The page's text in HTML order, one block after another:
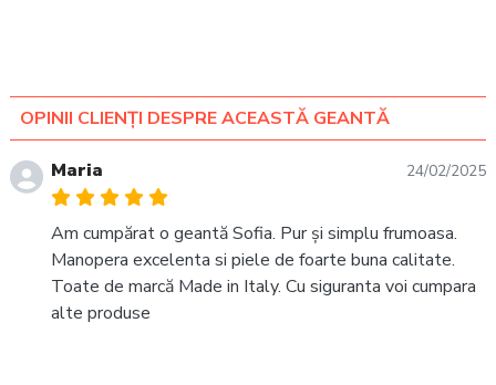
OPINII CLIENȚI DESPRE ACEASTĂ GEANTĂ
Maria 24/02/2025
Am cumpărat o geantă Sofia. Pur și simplu frumoasa.
Manopera excelenta si piele de foarte buna calitate.
Toate de marcă Made in Italy. Cu siguranta voi cumpara
alte produse